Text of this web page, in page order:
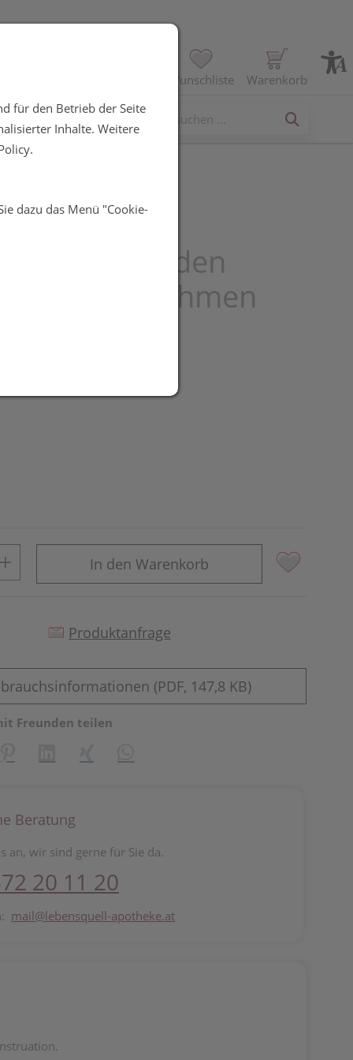
Wunschliste Warenkorb
zum Einnehmen
In den Warenkorb
Produktanfrage
(PDF, 147,8 KB)
Freunden teilen
Beratung
an, wir sind gerne für Sie da.
20 11 20
mail@lebensquell-apotheke.at
für den Betrieb der Seite
Inhalte. Weitere
dazu das Menü "Cookie-